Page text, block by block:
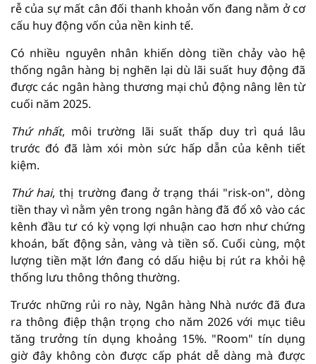
rễ của sự mất cân đối thanh khoản vốn đang nằm ở cơ
cấu huy động vốn của nền kinh tế.
Có nhiều nguyên nhân khiến dòng tiền chảy vào hệ
thống ngân hàng bị nghẽn lại dù lãi suất huy động đã
được các ngân hàng thương mại chủ động nâng lên từ
cuối năm 2025.
Thứ nhất, môi trường lãi suất thấp duy trì quá lâu
trước đó đã làm xói mòn sức hấp dẫn của kênh tiết
kiệm.
Thứ hai, thị trường đang ở trạng thái "risk-on", dòng
tiền thay vì nằm yên trong ngân hàng đã đổ xô vào các
kênh đầu tư có kỳ vọng lợi nhuận cao hơn như chứng
khoán, bất động sản, vàng và tiền số. Cuối cùng, một
lượng tiền mặt lớn đang có dấu hiệu bị rút ra khỏi hệ
thống lưu thông thông thường.
Trước những rủi ro này, Ngân hàng Nhà nước đã đưa
ra thông điệp thận trọng cho năm 2026 với mục tiêu
tăng trưởng tín dụng khoảng 15%. "Room" tín dụng
giờ đây không còn được cấp phát dễ dàng mà được